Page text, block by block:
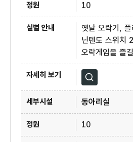
10
옛날 오락기,
닌텐도 스위치
오락게임을 즐
자세히보기
동아리실
10